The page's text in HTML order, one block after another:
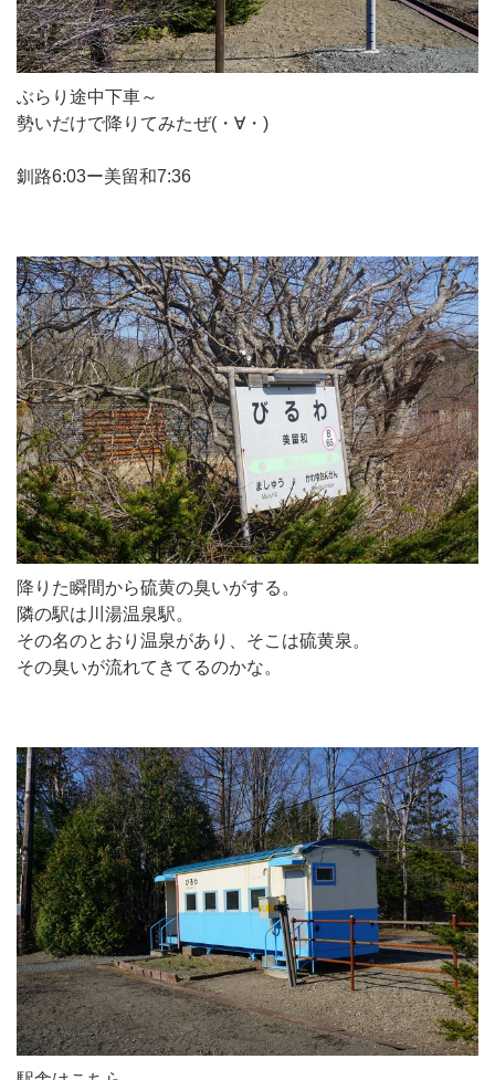
ぶらり途中下車～
勢いだけで降りてみたぜ(・∀・)
釧路6:03ー美留和7:36
降りた瞬間から硫黄の臭いがする。
隣の駅は川湯温泉駅。
その名のとおり温泉があり、そこは硫黄泉。
その臭いが流れてきてるのかな。